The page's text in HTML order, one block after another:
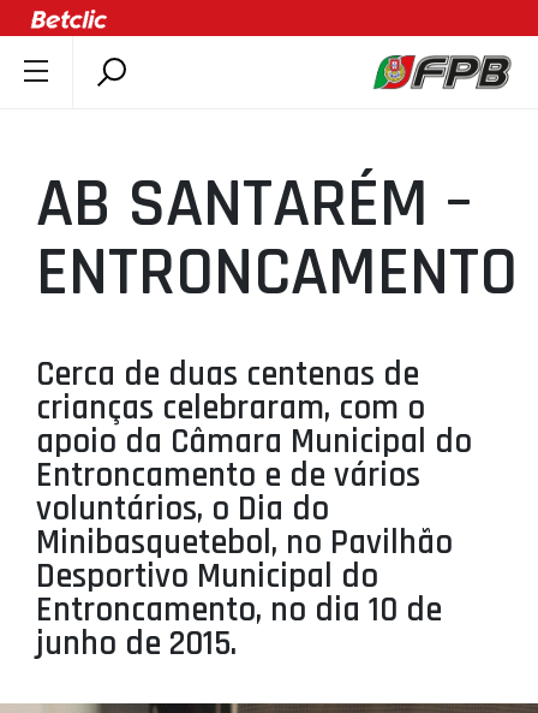
ÚLTIMAS
COMPETIÇÕES
ASSOCIAÇÕES
AGENTES
AGENDA
SELEÇÕES
MINIBASQUETE
ÁREA TÉCNICA
PROJETOS
LIGA BETCLIC MASCULINA
LIGA BETCLIC FEMININA
AB SANTARÉM –
ENTRONCAMENTO
Cerca de duas centenas de
crianças celebraram, com o
apoio da Câmara Municipal do
Entroncamento e de vários
voluntários, o Dia do
Minibasquetebol, no Pavilhão
Desportivo Municipal do
Entroncamento, no dia 10 de
junho de 2015.